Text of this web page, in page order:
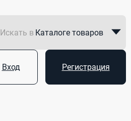
Искать в Каталоге товаров
Вход Регистрация